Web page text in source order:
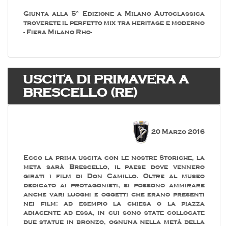
Giunta alla 5° Edizione a Milano Autoclassica
troverete il perfetto mix tra heritage e moderno
- Fiera Milano Rho-
USCITA DI PRIMAVERA A
BRESCELLO (RE)
20 Marzo 2016
Ecco la prima uscita con le nostre Storiche, la
meta sarà Brescello, il paese dove vennero
girati i film di Don Camillo. Oltre al museo
dedicato ai protagonisti, si possono ammirare
anche vari luoghi e oggetti che erano presenti
nei film: ad esempio la chiesa o la piazza
adiacente ad essa, in cui sono state collocate
due statue in bronzo, ognuna nella metà della